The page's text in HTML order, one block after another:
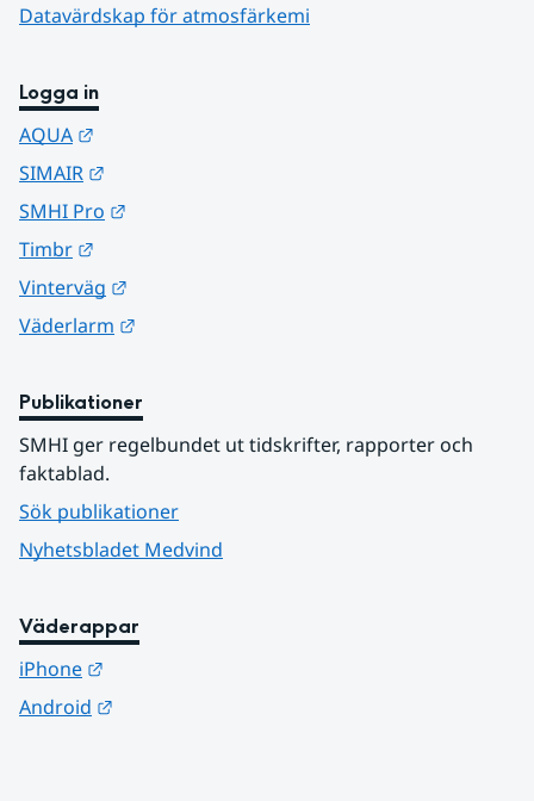
Datavärdskap för atmosfärkemi
Logga in
AQUA
SIMAIR
SMHI Pro
Timbr
Vinterväg
Väderlarm
Publikationer
SMHI ger regelbundet ut tidskrifter, rapporter och
faktablad.
Sök publikationer
Nyhetsbladet Medvind
Väderappar
iPhone
Android